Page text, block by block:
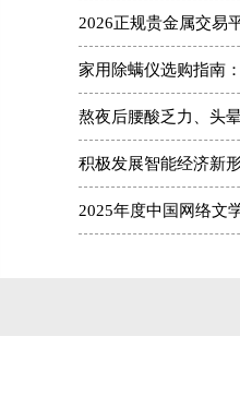
2026正规贵金属交易
家用除螨仪选购指南
熬夜后腰酸乏力、头
2025年度中国网络文